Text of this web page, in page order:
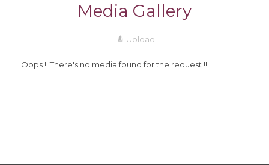
Media Gallery
Upload
Oops !! There's no media found for the request !!